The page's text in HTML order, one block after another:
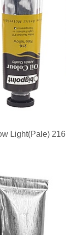
Light(Pale) 216